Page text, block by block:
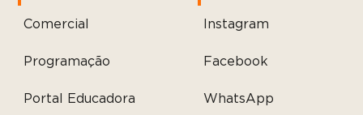
Comercial
Programação
Portal Educadora
Instagram
Facebook
WhatsApp